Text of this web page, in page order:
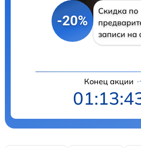
-20%
Скидка по
записи на
Конец акции